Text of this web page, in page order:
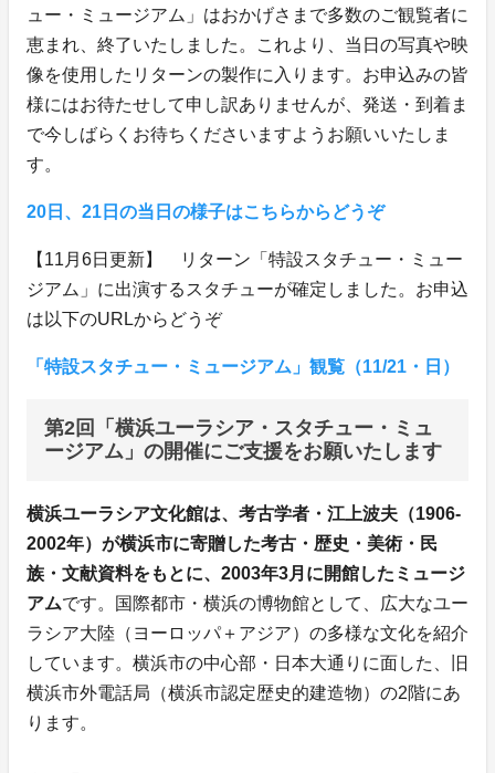
ュー・ミュージアム」はおかげさまで多数のご観覧者に
恵まれ、終了いたしました。これより、当日の写真や映
像を使用したリターンの製作に入ります。お申込みの皆
様にはお待たせして申し訳ありませんが、発送・到着ま
で今しばらくお待ちくださいますようお願いいたしま
す。
20日、21日の当日の様子はこちらからどうぞ
【11月6日更新】 リターン「特設スタチュー・ミュー
ジアム」に出演するスタチューが確定しました。お申込
は以下のURLからどうぞ
「特設スタチュー・ミュージアム」観覧（11/21・日）
第2回「横浜ユーラシア・スタチュー・ミュ
ージアム」の開催にご支援をお願いたします
横浜ユーラシア文化館は、考古学者・江上波夫（1906-
2002年）が横浜市に寄贈した考古・歴史・美術・民
族・文献資料をもとに、2003年3月に開館したミュージ
アムです。国際都市・横浜の博物館として、広大なユー
ラシア大陸（ヨーロッパ＋アジア）の多様な文化を紹介
しています。横浜市の中心部・日本大通りに面した、旧
横浜市外電話局（横浜市認定歴史的建造物）の2階にあ
ります。